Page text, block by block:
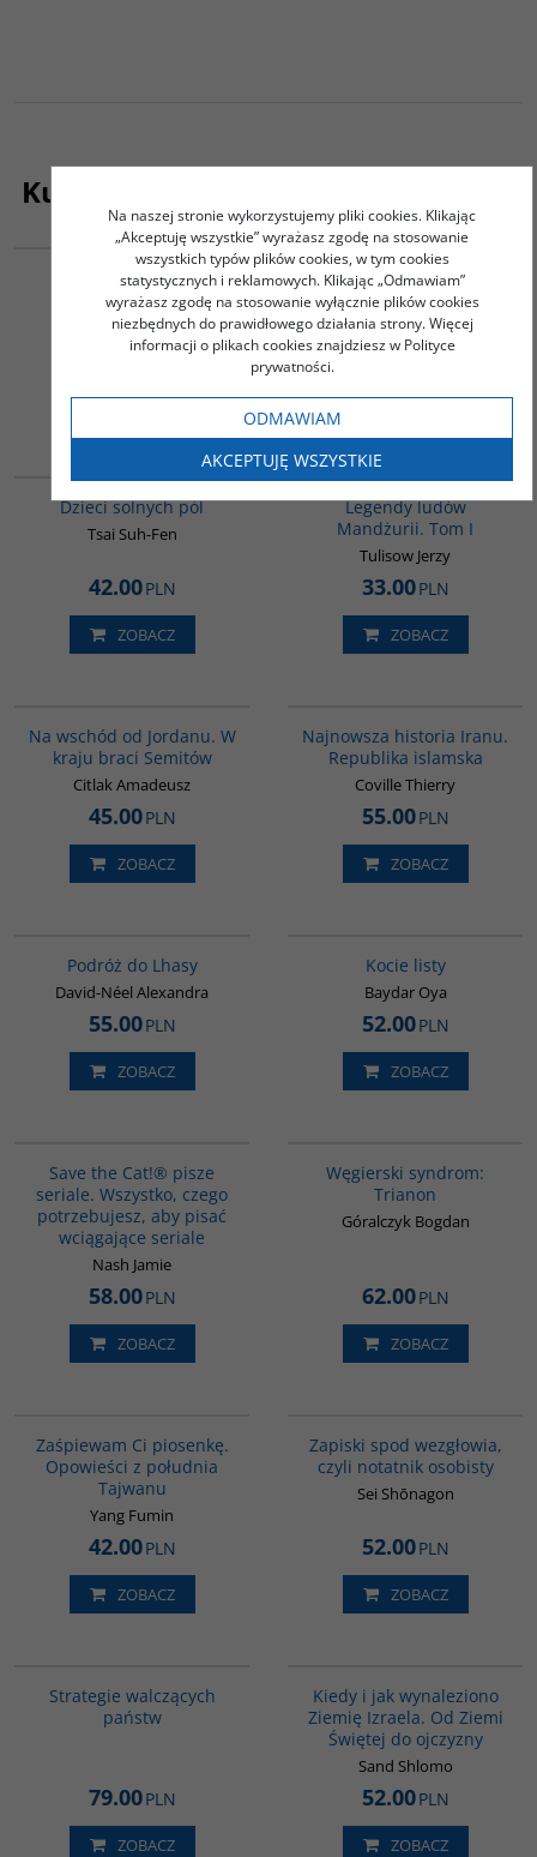
Kupujący ten produkt kupili także:
G261
Sanskryt
Mejor Marek
45.00
ZOBACZ
Opowiastki z Zaświatów
(wydanie chińsko-polskie)
Praca zbiorowa
36.00 PLN
ZOBACZ
G1155
Dzieci solnych pól
Tsai Suh-Fen
42.00PLN
ZOBACZ
Legendy ludów
Mandżurii. Tom I
Tulisow Jerzy
33.00PLN
ZOBACZ
Na wschód od Jordanu. W
kraju braci Semitów
Citlak Amadeusz
45.00PLN
ZOBACZ
Najnowsza historia Iranu.
Republika islamska
Coville Thierry
55.00PLN
ZOBACZ
Podróż do Lhasy
David-Néel Alexandra
55.00PLN
ZOBACZ
Kocie listy
Baydar Oya
52.00PLN
ZOBACZ
Save the Cat!® pisze
seriale. Wszystko, czego
potrzebujesz, aby pisać
wciągające seriale
Nash Jamie
58.00PLN
ZOBACZ
Węgierski syndrom:
Trianon
Góralczyk Bogdan
62.00PLN
ZOBACZ
Zaśpiewam Ci piosenkę.
Opowieści z południa
Tajwanu
Yang Fumin
42.00PLN
ZOBACZ
Zapiski spod wezgłowia,
czyli notatnik osobisty
Sei Shōnagon
52.00PLN
ZOBACZ
Strategie walczących
państw
79.00PLN
ZOBACZ
Kiedy i jak wynaleziono
Ziemię Izraela. Od Ziemi
Świętej do ojczyzny
Sand Shlomo
52.00PLN
ZOBACZ
Na naszej stronie wykorzystujemy pliki cookies. Klikając
„Akceptuję wszystkie” wyrażasz zgodę na stosowanie
wszystkich typów plików cookies, w tym cookies
statystycznych i reklamowych. Klikając „Odmawiam”
wyrażasz zgodę na stosowanie wyłącznie plików cookies
niezbędnych do prawidłowego działania strony. Więcej
informacji o plikach cookies znajdziesz w Polityce
prywatności.
ODMAWIAM
AKCEPTUJĘ WSZYSTKIE